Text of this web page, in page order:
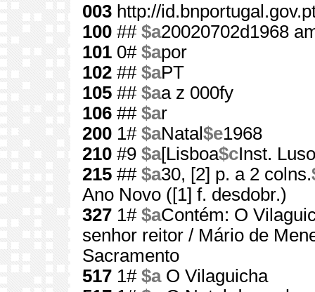
003 http://
100 ## $a20020702d1968
101 0# $apor
102 ## $aPT
105 ## $aa z 000fy
106 ## $ar
200 1# $aNatal$e1968
210 #9 $a[Lisboa$cInst.
215 ## $a30, [2] p. a 2 colns.
Ano Novo ([1] f. desdobr.)
327 1# $aContém: O
senhor reitor / Mário de
Sacramento
517 1# $aO Vilaguicha